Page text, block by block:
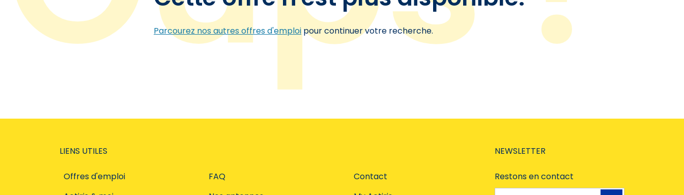
Parcourez nos autres offres d'emploipour continuer votre recherche.
LIENS UTILES
Offres d'emploi
FAQ
Contact
NEWSLETTER
Restons en contact